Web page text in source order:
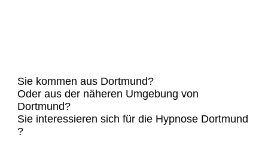
Sie kommen aus Dortmund?
Oder aus der näheren Umgebung von
Dortmund?
Sie interessieren sich für die Hypnose Dortmund
?